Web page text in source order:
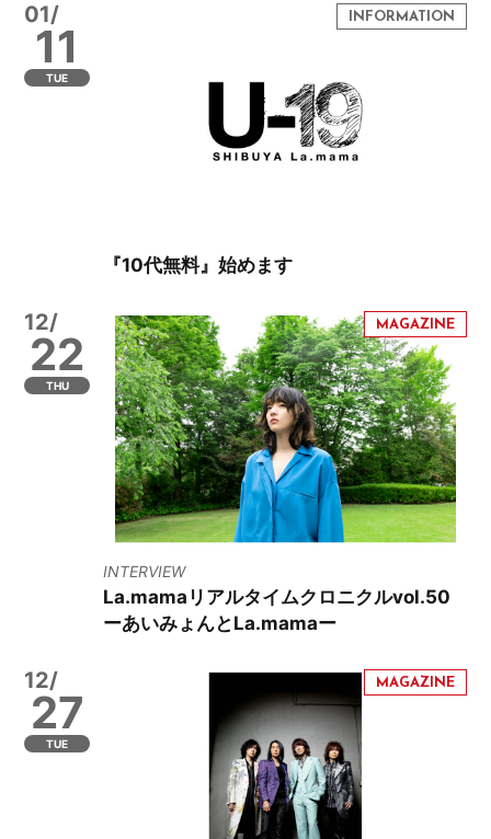
01/
11
TUE
『10代無料』始めます
12/
22
THU
INTERVIEW
La.mamaリアルタイムクロニクルvol.50
ーあいみょんとLa.mamaー
12/
27
TUE